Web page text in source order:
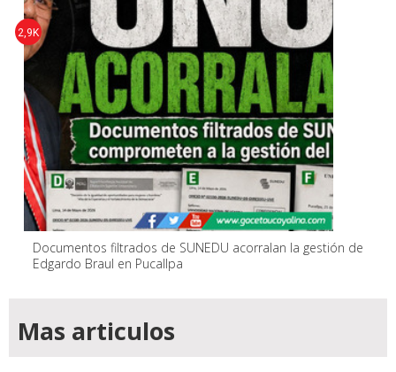
Documentos filtrados de SUNEDU acorralan la gestión de
Edgardo Braul en Pucallpa
2,9K
Mas articulos